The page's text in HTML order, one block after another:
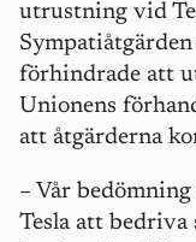
utrustning vid
förhindrade att
Unionens
att åtgärderna
– Vår
Tesla att